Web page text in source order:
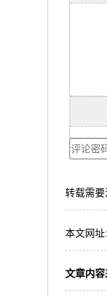
转载需
本文网
文章内